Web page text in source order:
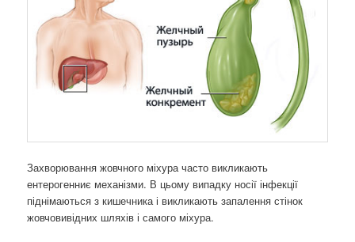
Захворювання жовчного міхура часто викликають
ентерогенниє механізми. В цьому випадку носії інфекції
піднімаються з кишечника і викликають запалення стінок
жовчовивідних шляхів і самого міхура.